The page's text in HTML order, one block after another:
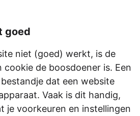
goed
niet (goed) werkt, is de
de boosdoener is. Een
dat een website
Vaak is dit handig,
je voorkeuren en instellingen